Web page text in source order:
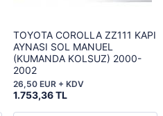
TOYOTA COROLLA ZZ111 KAPI
AYNASI SOL MANUEL
(KUMANDA KOLSUZ) 2000-
2002
1.753,36 TL
26,50 EUR + KDV